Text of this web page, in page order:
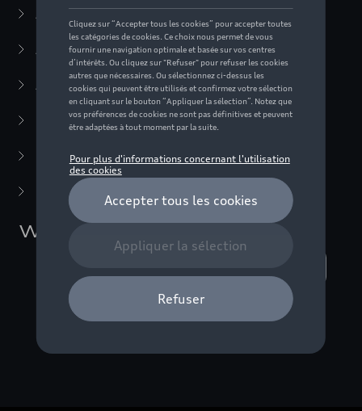
Active Collection(30)
Audi Sport Collection(63)
ADUI collection(10)
F1 Collection(76)
Miniatures(22)
Dernière chance
WILSON